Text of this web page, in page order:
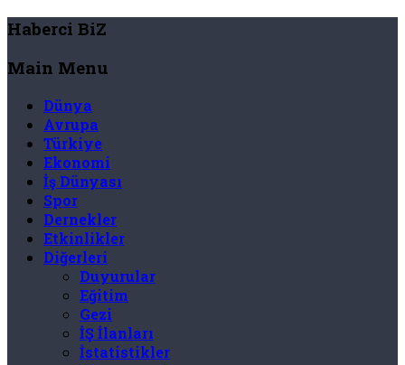
Haberci BiZ
Main Menu
Dünya
Avrupa
Türkiye
Ekonomi
İş Dünyası
Spor
Dernekler
Etkinlikler
Diğerleri
Duyurular
Eğitim
Gezi
İŞ İlanları
İstatistikler